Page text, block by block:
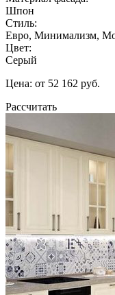
Шпон
Стиль:
Евро, Минимализм,
Цвет:
Серый
Цена: от 52 162 руб.
Рассчитать